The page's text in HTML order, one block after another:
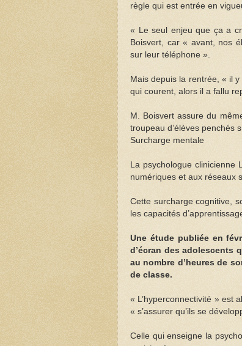
règle qui est entrée en
« Le seul enjeu que ça a
Boisvert, car « avant, nos
sur leur téléphone ».
Mais depuis la rentrée, « il
qui courent, alors il a fallu
M. Boisvert assure du
troupeau d’élèves penchés
Surcharge mentale
La psychologue
numériques et aux réseaux
Cette surcharge cognitive,
les capacités
Une étude publiée en
d’écran des adolescents
au nombre d’heures de
de classe.
« L’hyperconnectivité » est
« s’assurer qu’ils se
Celle qui enseigne la